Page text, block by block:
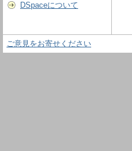
DSpaceについて
ご意見をお寄せください